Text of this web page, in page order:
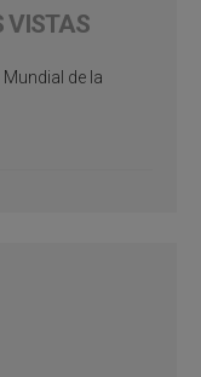
VISTAS
de la